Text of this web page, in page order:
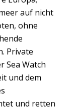
auf nicht
ohne
Private
Sea Watch
und dem
und retten